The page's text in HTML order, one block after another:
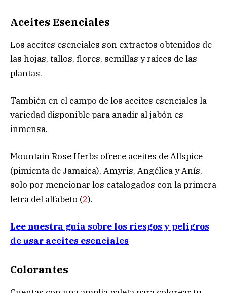
Aceites Esenciales
Los aceites esenciales son extractos obtenidos de
las hojas, tallos, flores, semillas y raíces de las
plantas.
También en el campo de los aceites esenciales la
variedad disponible para añadir al jabón es
inmensa.
Mountain Rose Herbs ofrece aceites de Allspice
(pimienta de Jamaica), Amyris, Angélica y Anís,
solo por mencionar los catalogados con la primera
letra del alfabeto (2).
Lee nuestra guía sobre los riesgos y peligros
de usar aceites esenciales
Colorantes